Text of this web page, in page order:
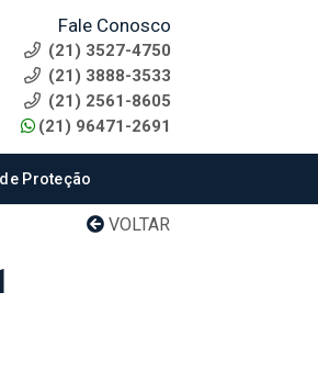
Fale Conosco
(21) 3527-4750
(21) 3888-3533
(21) 2561-8605
(21) 96471-2691
Proteção
VOLTAR